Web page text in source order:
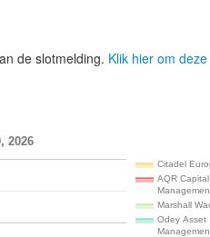
de slotmelding. Klik hier om deze
2026
Citadel
AQR Capital
Marshall
Odey Asset